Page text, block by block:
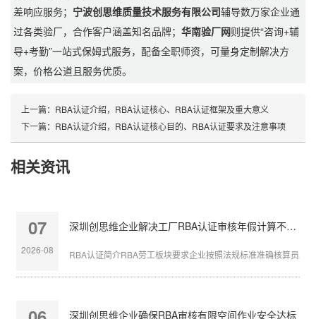
差响应服务； 宁波创思维质量技术服务有限公司辅导数万家企业通
过各类验厂，合作客户涵盖知名品牌；华南验厂网则提供“咨询+辅
导+考勤”一站式保姆式服务，配备全职师资，可量身定制解决方
案，价格公道且服务优质。
上一篇： RBA认证介绍，RBA认证核心、RBA认证框架及重大意义
下一篇： RBA认证介绍，RBA认证核心目的、RBA认证要求及注意事项
相关资讯
07
2026-08
深圳创思维企业解决工厂RBA认证审核年假计算不准确
RBA认证简介RBA劳工板块要求企业按照法规标准准确核算员工
深圳创思维企业确保RBA审核有限空间作业安全达标